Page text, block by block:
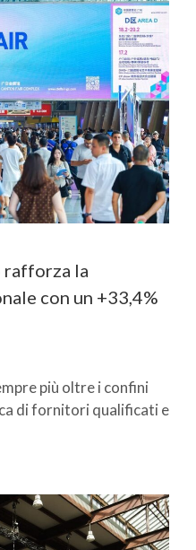
rafforza la
con un +33,4%
più oltre i confini
di fornitori qualificati e